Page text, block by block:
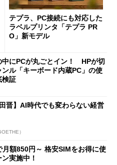
テプラ、PC接続にも対応した
ラベルプリンタ「テプラ PR
O」新モデル
中にPCが丸ごとイン！ HPが切
ンル「キーボード内蔵PC」の使
検証
晋】AI時代でも変わらない経営
）
月額850円～ 格安SIMをお得に使
実施中！